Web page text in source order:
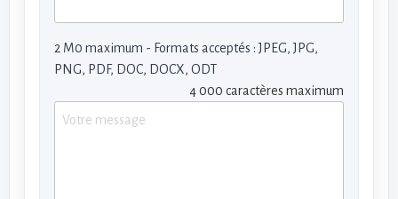
2 M0 maximum - Formats acceptés : JPEG, JPG,
PNG, PDF, DOC, DOCX, ODT
4 000 caractères maximum